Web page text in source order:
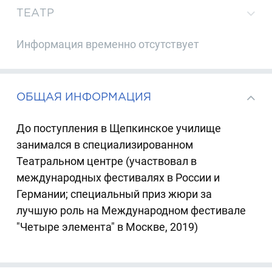
ТЕАТР
Информация временно отсутствует
ОБЩАЯ ИНФОРМАЦИЯ
До поступления в Щепкинское училище
занимался в специализированном
Театральном центре (участвовал в
международных фестивалях в России и
Германии; специальный приз жюри за
лучшую роль на Международном фестивале
"Четыре элемента" в Москве, 2019)